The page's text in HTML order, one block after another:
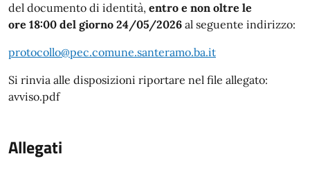
del documento di identità, entro e non oltre le
ore 18:00 del giorno 24/05/2026 al seguente indirizzo:
protocollo@pec.comune.santeramo.ba.it
Si rinvia alle disposizioni riportare nel file allegato:
avviso.pdf
Allegati